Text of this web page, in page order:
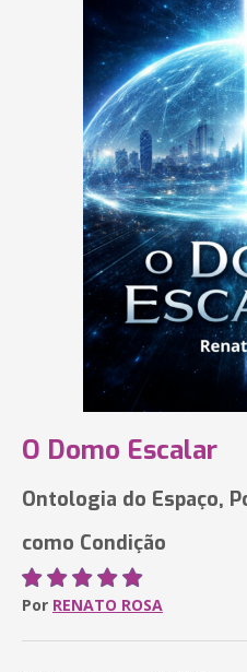
O Domo Escalar
Ontologia do Espaço,
como Condição
Por RENATO ROSA